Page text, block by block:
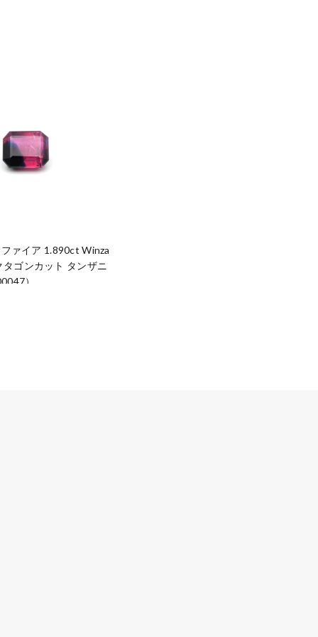
ァイア 1.890ct Winza
ゴンカット タンザニ
）